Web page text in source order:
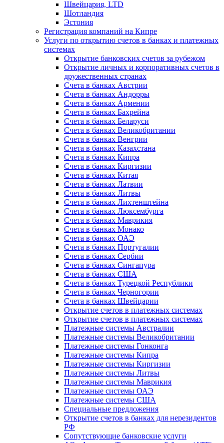
Швейцария, LTD
Шотландия
Эстония
Регистрация компаний на Кипре
Услуги по открытию счетов в банках и платежных
системах
Открытие банковских счетов за рубежом
Открытие личных и корпоративных счетов в
дружественных странах
Счета в банках Австрии
Счета в банках Андорры
Счета в банках Армении
Счета в банках Бахрейна
Счета в банках Беларуси
Счета в банках Великобритании
Счета в банках Венгрии
Счета в банках Казахстана
Счета в банках Кипра
Счета в банках Киргизии
Счета в банках Китая
Счета в банках Латвии
Счета в банках Литвы
Счета в банках Лихтенштейна
Счета в банках Люксембурга
Счета в банках Маврикия
Счета в банках Монако
Счета в банках ОАЭ
Счета в банках Португалии
Счета в банках Сербии
Счета в банках Сингапура
Счета в банках США
Счета в банках Турецкой Республики
Счета в банках Черногории
Счета в банках Швейцарии
Открытие счетов в платежных системах
Открытие счетов в платежных системах
Платежные системы Австралии
Платежные системы Великобритании
Платежные системы Гонконга
Платежные системы Кипра
Платежные системы Киргизии
Платежные системы Литвы
Платежные системы Маврикия
Платежные системы ОАЭ
Платежные системы США
Специальные предложения
Открытие счетов в банках для нерезидентов
РФ
Сопутствующие банковские услуги